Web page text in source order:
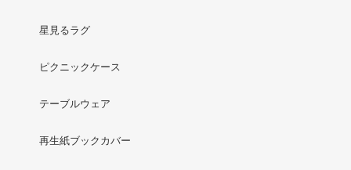
星見るラグ
ピクニックケース
テーブルウェア
再生紙ブックカバー